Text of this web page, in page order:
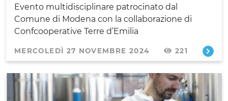
Evento multidisciplinare patrocinato dal
Comune di Modena con la collaborazione di
Confcooperative Terre d’Emilia
MERCOLEDÌ 27 NOVEMBRE 2024 221